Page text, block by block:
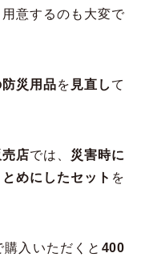
意するのも大変で
災用品を 見直して
売店では、 災害時に
めにしたセット を
購入いただくと 400